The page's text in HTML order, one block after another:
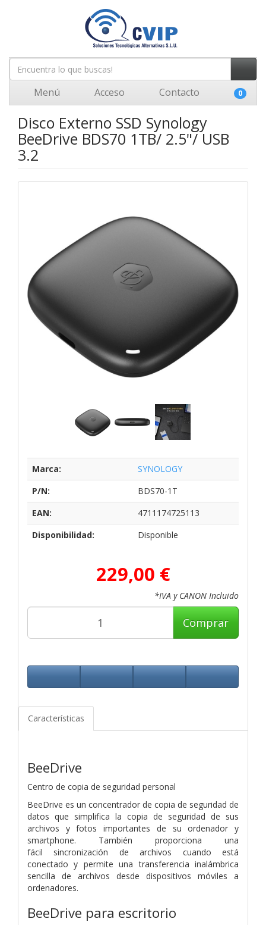
Menú Acceso Contacto 0
Disco Externo SSD Synology
BeeDrive BDS70 1TB/ 2.5"/ USB
3.2
Marca:
SYNOLOGY
P/N:
BDS70-1T
EAN:
4711174725113
Disponibilidad:
Disponible
229,00 €
*IVA y CANON Incluido
Comprar
Características
BeeDrive
Centro de copia de seguridad personal
BeeDrive es un concentrador de copia de seguridad de
datos que simplifica la copia de seguridad de sus
archivos y fotos importantes de su ordenador y
smartphone. También proporciona una
fácil sincronización de archivos cuando está
conectado y permite una transferencia inalámbrica
sencilla de archivos desde dispositivos móviles a
ordenadores.
BeeDrive para escritorio